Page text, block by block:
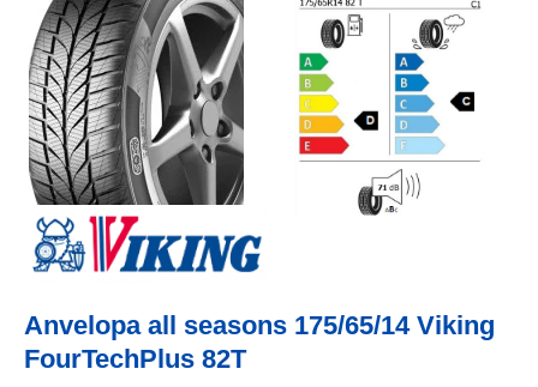
Anvelopa all seasons 175/65/14 Viking
FourTechPlus 82T